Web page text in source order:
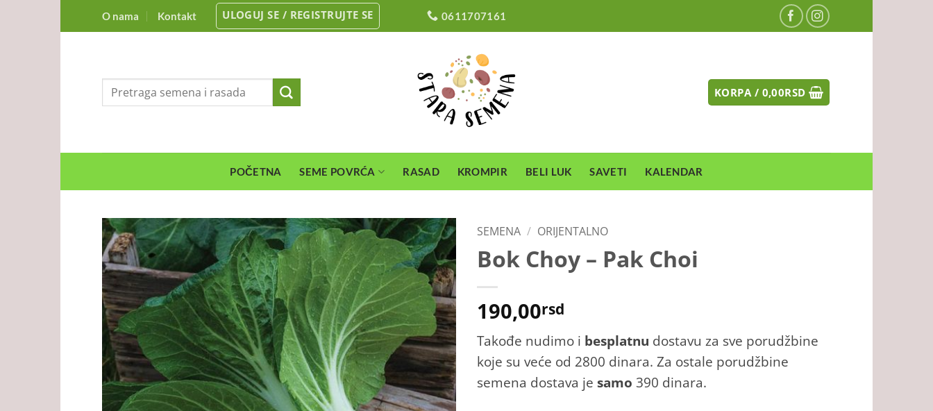
Preskoči
na
O nama Kontakt ULOGUJ SE / REGISTRUJTE SE 0611707161
Pretraga
KORPA / 0,00RSD
POČETNA SEME POVRĆA RASAD KROMPIR BELI LUK SAVETI KALENDAR
SEMENA / ORIJENTALNO
Bok Choy – Pak Choi
190,00rsd
Takođe nudimo i besplatnu dostavu za sve porudžbine
koje su veće od 2800 dinara. Za ostale porudžbine
semena dostava je samo 390 dinara.